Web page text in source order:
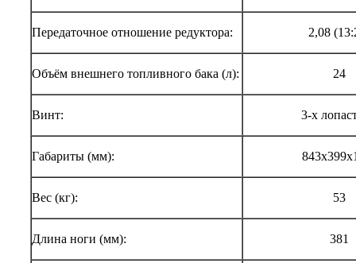
Передаточное отношение редуктора: 2,08
Объём внешнего топливного бака (л): 24
Винт: 3-х
Габариты (мм):
Вес (кг): 53
Длина ноги (мм): 381